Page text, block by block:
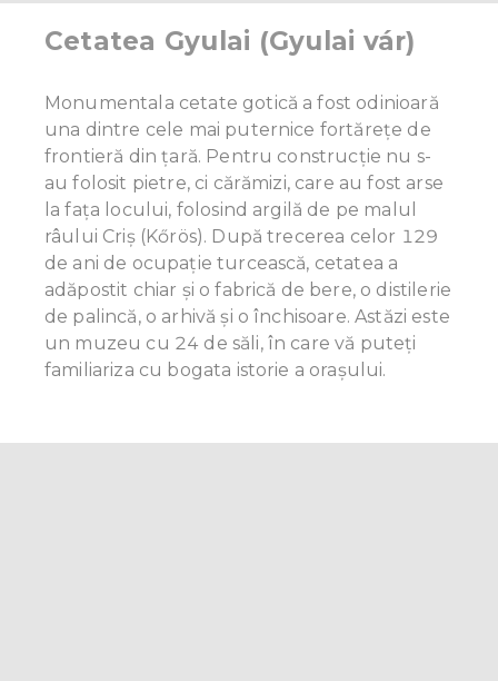
Cetatea Gyulai (Gyulai vár)
Monumentala cetate gotică a fost odinioară
una dintre cele mai puternice fortărețe de
frontieră din țară. Pentru construcție nu s-
au folosit pietre, ci cărămizi, care au fost arse
la fața locului, folosind argilă de pe malul
râului Criș (Kőrös). După trecerea celor 129
de ani de ocupație turcească, cetatea a
adăpostit chiar și o fabrică de bere, o distilerie
de palincă, o arhivă și o închisoare. Astăzi este
un muzeu cu 24 de săli, în care vă puteți
familiariza cu bogata istorie a orașului.